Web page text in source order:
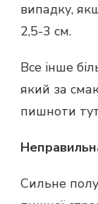
випадку,
2,5-3 см.
Все інше
який за
пишноти
Сильне